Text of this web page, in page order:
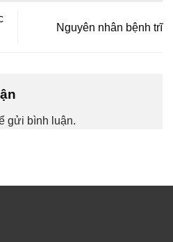
Nguyên nhân bệnh trĩ
gửi bình luận.